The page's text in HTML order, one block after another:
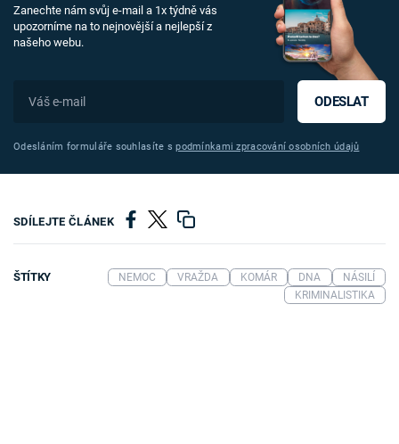
Zanechte nám svůj e-mail a 1x týdně vás
upozorníme na to nejnovější a nejlepší z
našeho webu.
ODESLAT
Odesláním formuláře souhlasíte spodmínkami zpracování osobních údajů
SDÍLEJTE ČLÁNEK
ŠTÍTKY NEMOC VRAŽDA KOMÁR DNA
NÁSILÍ
KRIMINALISTIKA